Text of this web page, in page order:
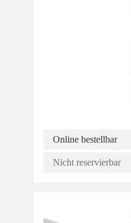
Online bestellbar
Nicht reservierbar